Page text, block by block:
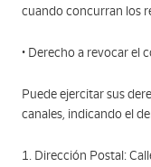
cuando concurran los
• Derecho a revocar el
Puede ejercitar sus
canales, indicando el
1. Dirección Postal: